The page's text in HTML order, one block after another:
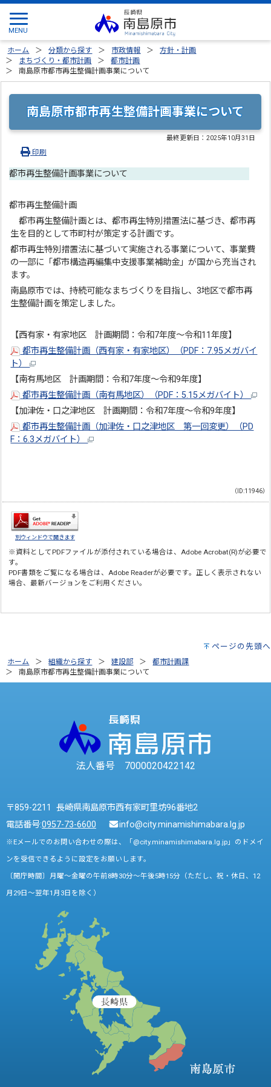
ホーム 分類から探す 市政情報
方針・計画
まちづくり・都市計画
都市計画
南島原市都市再生整備計画事業について
南島原市都市再生整備計画事業について
最終更新日：2025年10月31日
印刷
都市再生整備計画事業について
都市再生整備計画
都市再生整備計画とは、都市再生特別措置法に基づき、都市再
生を目的として市町村が策定する計画です。
都市再生特別措置法に基づいて実施される事業について、事業費
の一部に「都市構造再編集中支援事業補助金」が国から充当され
ます。
南島原市では、持続可能なまちづくりを目指し、3地区で都市再
生整備計画を策定しました。
【西有家・有家地区 計画期間：令和7年度～令和11年度】
都市再生整備計画（西有家・有家地区）（PDF：7.95メガバイ
ト）
【南有馬地区 計画期間：令和7年度～令和9年度】
都市再生整備計画（南有馬地区）（PDF：5.15メガバイト）
【加津佐・口之津地区 計画期間：令和7年度～令和9年度】
都市再生整備計画（加津佐・口之津地区 第一回変更）（PD
F：6.3メガバイト）
（ID:11946）
別ウィンドウで開きます
※資料としてPDFファイルが添付されている場合は、Adobe Acrobat(R)が必要で
す。
PDF書類をご覧になる場合は、Adobe Readerが必要です。正しく表示されない
場合、最新バージョンをご利用ください。
ページの先頭へ
ホーム 組織から探す 建設部
都市計画課
南島原市都市再生整備計画事業について
法人番号 7000020422142
〒859-2211 長崎県南島原市西有家町里坊96番地2
電話番号:0957-73-6600 info@city.minamishimabara.lg.jp
※Eメールでのお問い合わせの際は、「@city.minamishimabara.lg.jp」のドメイ
ンを受信できるように設定をお願いします。
〔開庁時間〕月曜～金曜の午前8時30分～午後5時15分（ただし、祝・休日、12
月29日～翌年1月3日を除く）